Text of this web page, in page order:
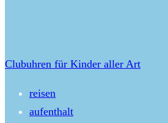
Clubuhren für Kinder aller Art
reisen
aufenthalt